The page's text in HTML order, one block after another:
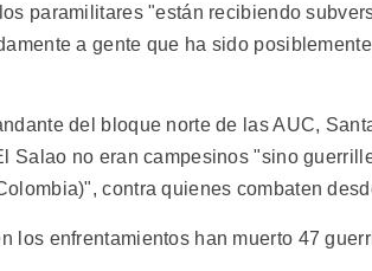
paramilitares "están recibiendo
a gente que ha sido
del bloque norte de las AUC,
Salao no eran campesinos "sino
contra quienes combaten
los enfrentamientos han muerto 47